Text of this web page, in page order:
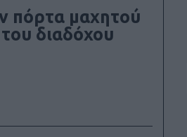
πόρτα μαχητού
διαδόχου